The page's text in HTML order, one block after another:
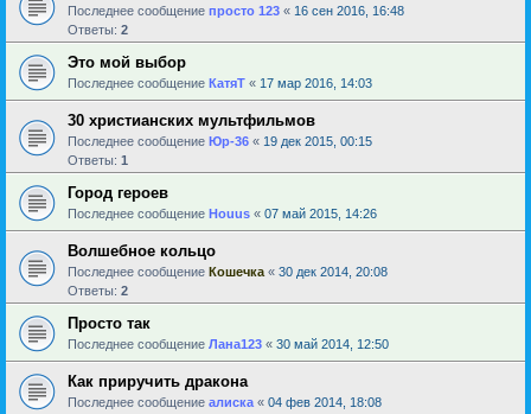
Последнее сообщение просто 123 « 16 сен 2016, 16:48
Ответы: 2
Это мой выбор
Последнее сообщение КатяТ « 17 мар 2016, 14:03
30 христианских мультфильмов
Последнее сообщение Юр-36 « 19 дек 2015, 00:15
Ответы: 1
Город героев
Последнее сообщение Houus « 07 май 2015, 14:26
Волшебное кольцо
Последнее сообщение Кошечка « 30 дек 2014, 20:08
Ответы: 2
Просто так
Последнее сообщение Лана123 « 30 май 2014, 12:50
Как приручить дракона
Последнее сообщение алиска « 04 фев 2014, 18:08